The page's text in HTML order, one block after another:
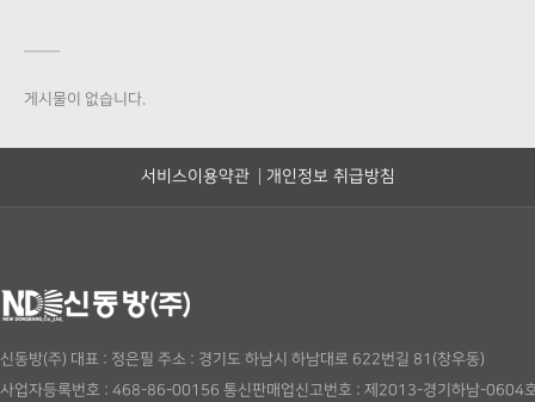
게시물이 없습니다.
서비스이용약관 개인정보 취급방침
신동방(주) 대표 : 정은필 주소 : 경기도 하남시 하남대로 622번길 81(창우동)
사업자등록번호 : 468-86-00156 통신판매업신고번호 : 제2013-경기하남-0604